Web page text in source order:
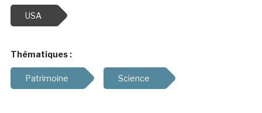
USA
Thématiques :
Patrimoine Science